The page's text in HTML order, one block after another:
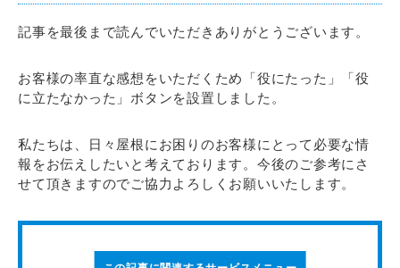
記事を最後まで読んでいただきありがとうございます。
お客様の率直な感想をいただくため「役にたった」「役
に立たなかった」ボタンを設置しました。
私たちは、日々屋根にお困りのお客様にとって必要な情
報をお伝えしたいと考えております。今後のご参考にさ
せて頂きますのでご協力よろしくお願いいたします。